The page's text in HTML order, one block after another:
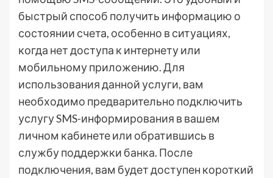
быстрый способ получить информацию о
состоянии счета, особенно в ситуациях,
когда нет доступа к интернету или
мобильному приложению. Для
использования данной услуги, вам
необходимо предварительно подключить
услугу SMS-информирования в вашем
личном кабинете или обратившись в
службу поддержки банка. После
подключения, вам будет доступен короткий